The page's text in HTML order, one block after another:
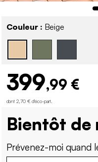
Couleur : Beige
399,99 €
dont 2,70 € d'éco-part
Bientôt de
Prévenez-moi quand